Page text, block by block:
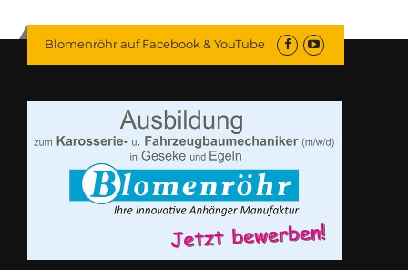
Blomenröhr auf Facebook & YouTube